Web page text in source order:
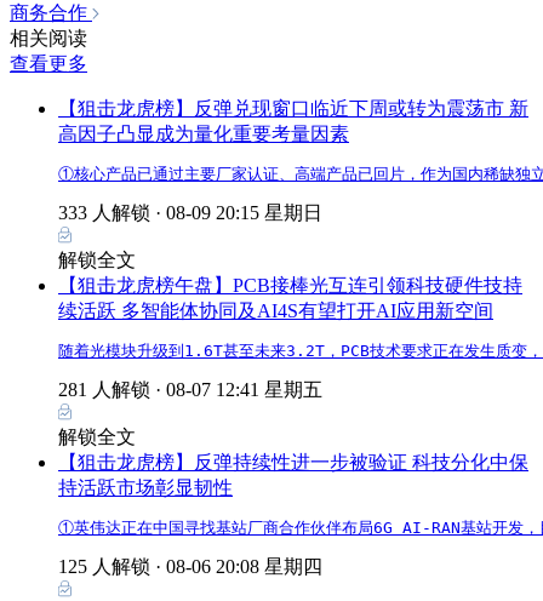
商务合作
相关阅读
查看更多
【狙击龙虎榜】反弹兑现窗口临近下周或转为震荡市 新
高因子凸显成为量化重要考量因素
①核心产品已通过主要厂家认证、高端产品已回片，作为国内稀缺
333 人解锁 · 08-09 20:15 星期日
解锁全文
【狙击龙虎榜午盘】PCB接棒光互连引领科技硬件技持
续活跃 多智能体协同及AI4S有望打开AI应用新空间
随着光模块升级到1.6T甚至未来3.2T，PCB技术要求正在发生质变
281 人解锁 · 08-07 12:41 星期五
解锁全文
【狙击龙虎榜】反弹持续性进一步被验证 科技分化中保
持活跃市场彰显韧性
①英伟达正在中国寻找基站厂商合作伙伴布局6G AI-RAN基站开发
125 人解锁 · 08-06 20:08 星期四